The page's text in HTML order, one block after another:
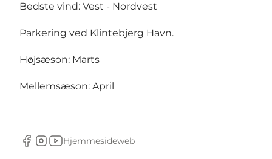
Bedste vind: Vest - Nordvest
Parkering ved Klintebjerg Havn.
Højsæson: Marts
Mellemsæson: April
Facebook
Instagram
Youtube
Hjemmesideweb